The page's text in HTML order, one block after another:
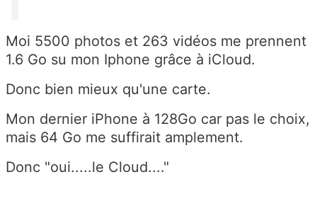
Moi 5500 photos et 263 vidéos me prennent
1.6 Go su mon Iphone grâce à iCloud.
Donc bien mieux qu'une carte.
Mon dernier iPhone à 128Go car pas le choix,
mais 64 Go me suffirait amplement.
Donc "oui.....le Cloud...."